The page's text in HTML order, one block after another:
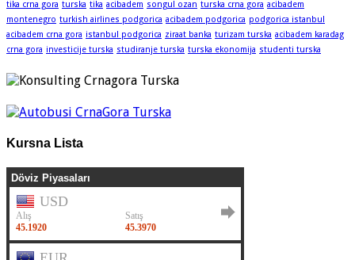
tika crna gora turska tika acibadem songul ozan turska crna gora acibadem
montenegro turkish airlines podgorica acibadem podgorica podgorica istanbul
acibadem crna gora istanbul podgorica ziraat banka turizam turska acibadem karadag
crna gora investicije turska studiranje turska turska ekonomija studenti turska
Kursna Lista